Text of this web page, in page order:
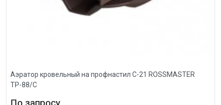
Аэратор кровельный на профнастил С-21 ROSSMASTER
ТР-88/С